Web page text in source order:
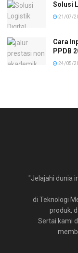
Solusi
21/07/
Cara
PPDB
24/05/
"Jelajahi dunia
di Teknologi
produk,
Sertai kami